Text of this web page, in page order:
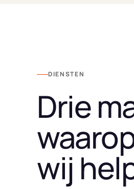
DIENSTEN
Drie
wij